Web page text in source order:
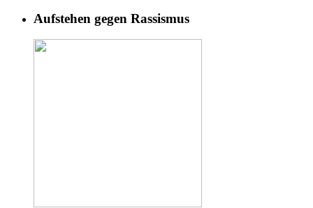
Aufstehen gegen Rassismus